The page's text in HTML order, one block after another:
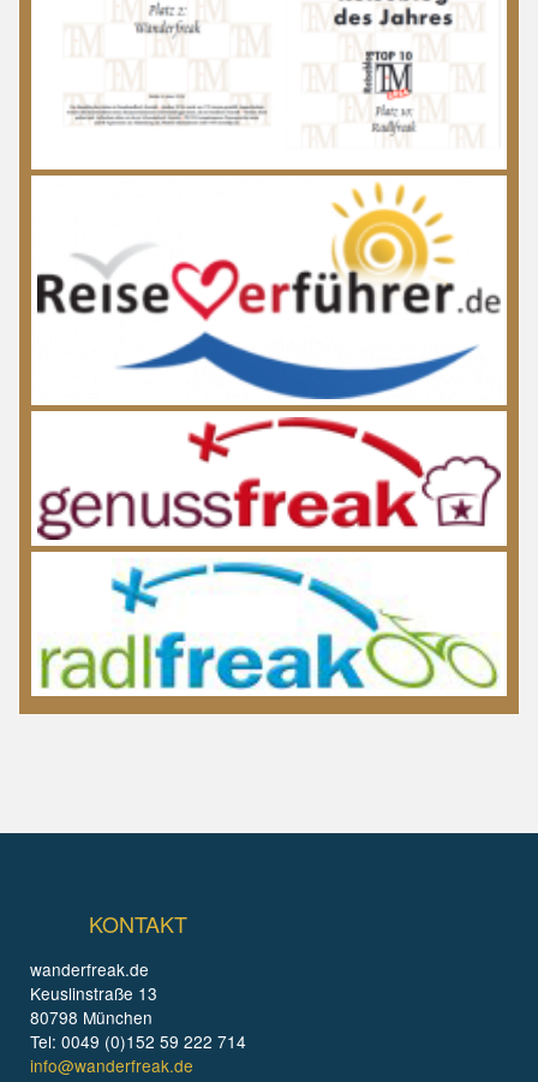
KONTAKT
wanderfreak.de
Keuslinstraße 13
80798 München
Tel: 0049 (0)152 59 222 714
info@wanderfreak.de